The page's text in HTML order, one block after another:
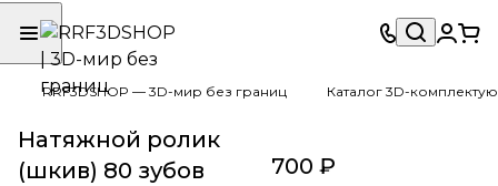
RRF3DSHOP — 3D-мир без границ Каталог 3D-
Натяжной ролик
(шкив) 80 зубов
700 ₽